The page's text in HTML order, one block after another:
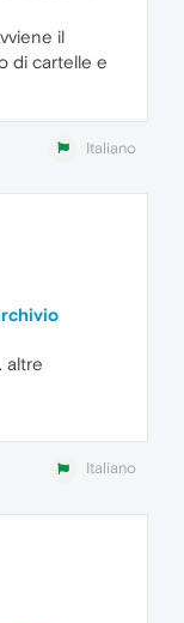
il
di cartelle e
Italiano
altre
Italiano